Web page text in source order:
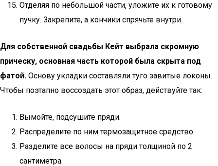
Отделяя по небольшой части, уложите их к готовому
пучку. Закрепите, а кончики спрячьте внутри.
Для собственной свадьбы Кейт выбрала скромную
прическу, основная часть которой была скрыта под
фатой. Основу укладки составляли туго завитые локоны.
Чтобы поэтапно воссоздать этот образ, действуйте так:
Вымойте, подсушите пряди.
Распределите по ним термозащитное средство.
Разделите все волосы на пряди толщиной по 2
сантиметра.